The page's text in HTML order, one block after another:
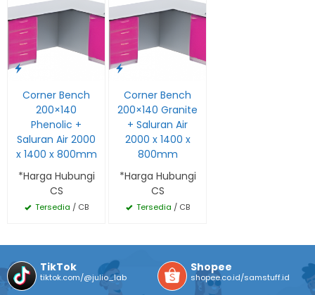
Corner Bench
200×140
Phenolic +
Saluran Air 2000
x 1400 x 800mm
*Harga Hubungi
CS
Tersedia / CB
Corner Bench
200×140 Granite
+ Saluran Air
2000 x 1400 x
800mm
*Harga Hubungi
CS
Tersedia / CB
TikTok
tiktok.com/@julio_lab
Shopee
shopee.co.id/samstuff.id